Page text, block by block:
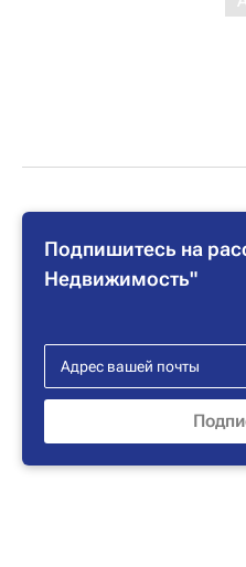
Подпишитесь на
Недвижимость"